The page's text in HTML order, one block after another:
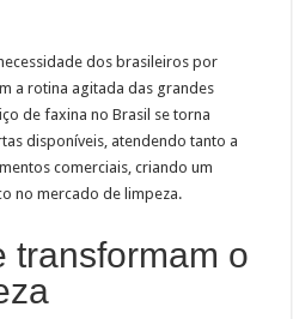
dos brasileiros por
a rotina agitada das grandes
de faxina no Brasil se torna
disponíveis, atendendo tanto a
comerciais, criando um
no mercado de limpeza.
transformam o